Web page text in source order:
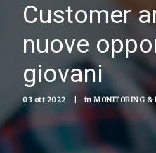
Customer
nuove
giovani
03 ott 2022 in MONITORING &